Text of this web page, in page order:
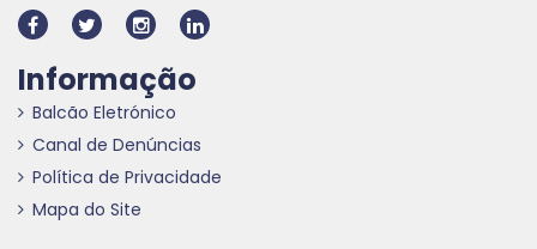
Informação
Balcão Eletrónico
Canal de Denúncias
Política de Privacidade
Mapa do Site